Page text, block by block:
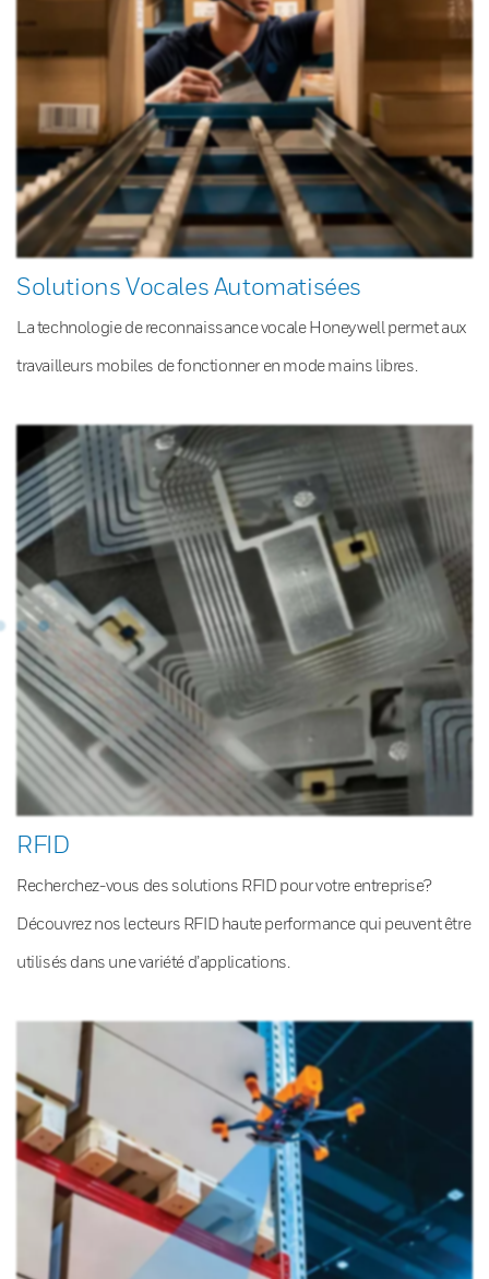
Solutions Vocales Automatisées
La technologie de reconnaissance vocale Honeywell permet aux
travailleurs mobiles de fonctionner en mode mains libres.
RFID
Recherchez-vous des solutions RFID pour votre entreprise?
Découvrez nos lecteurs RFID haute performance qui peuvent être
utilisés dans une variété d’applications.